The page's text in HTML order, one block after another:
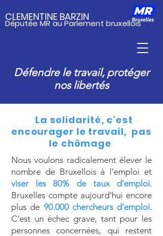
Députée MR au Parlement bruxellois
CLEMENTINE BARZIN
Défendre le travail, protéger
nos libertés
La solidarité, c'est
encourager le travail, pas
le chômage
Nous voulons radicalement élever le
nombre de Bruxellois à l’emploi et
viser les 80% de taux d’emploi.
Bruxelles compte aujourd’hui encore
plus de 90.000 chercheurs d’emploi.
C’est un échec grave, tant pour les
personnes concernées, qui restent